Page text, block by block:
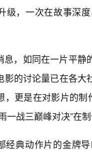
级，一次在故事深
息，如同在一片平静
影的讨论量已在各
，更是在对影片的
一战三巅峰对决”在
经典动作片的金牌